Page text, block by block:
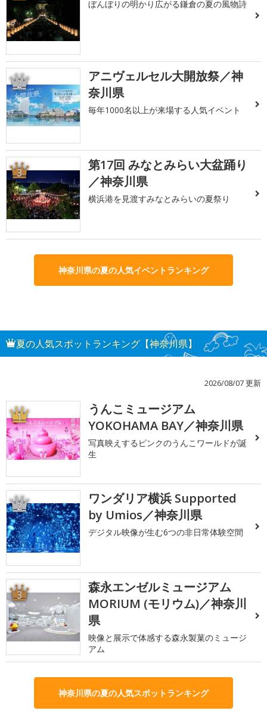
ぼんぼりの明かり広がる鎌倉の夏の風物詩
2
アニヴェルセル大開放祭／神
奈川県
毎年1000名以上が来場する人気イベント
3
第17回 みなとみらい大盆踊り
／神奈川県
横浜港を見渡すみなとみらいの夏祭り
神奈川県の夏の人気イベントランキング
夏の人気スポットランキング【神奈川県】
2026/08/07 更新
1
うんこミュージアム
YOKOHAMA BAY／神奈川県
写真映えするピンクのうんこワールドが誕
生
2
ワンダリア横浜 Supported
by Umios／神奈川県
デジタル映像が生む6つの非日常体験空間
3
森永エンゼルミュージアム
MORIUM (モリウム)／神奈川
県
映像と展示で体感する森永製菓のミュージ
アム
神奈川県の夏の人気スポットランキング